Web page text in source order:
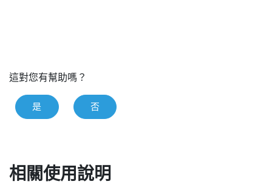
這對您有幫助嗎？
是 否
相關使用說明